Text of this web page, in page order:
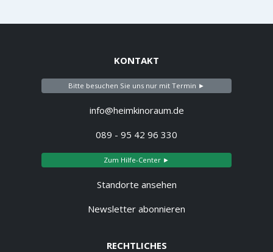
KONTAKT
Bitte besuchen Sie uns nur mit Termin ►
info@heimkinoraum.de
089 - 95 42 96 330
Zum Hilfe-Center ►
Standorte ansehen
Newsletter abonnieren
RECHTLICHES